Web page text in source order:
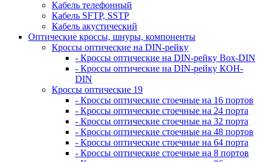
Кабель телефонный
Кабель SFTP, SSTP
Кабель акустический
Оптические кроссы, шнуры, компоненты
Кроссы оптические на DIN-рейку
- Кроссы оптические на DIN-рейку Box-DIN
- Кроссы оптические на DIN-рейку КОН-
DIN
Кроссы оптические 19
- Кроссы оптические стоечные на 16 портов
- Кроссы оптические стоечные на 24 порта
- Кроссы оптические стоечные на 32 порта
- Кроссы оптические стоечные на 48 портов
- Кроссы оптические стоечные на 64 порта
- Кроссы оптические стоечные на 8 портов